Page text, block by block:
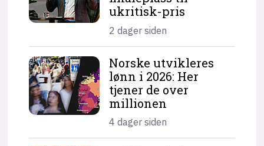
ukritisk-pris
2 dager siden
Norske utvikleres
lønn i 2026: Her
tjener de over
millionen
4 dager siden